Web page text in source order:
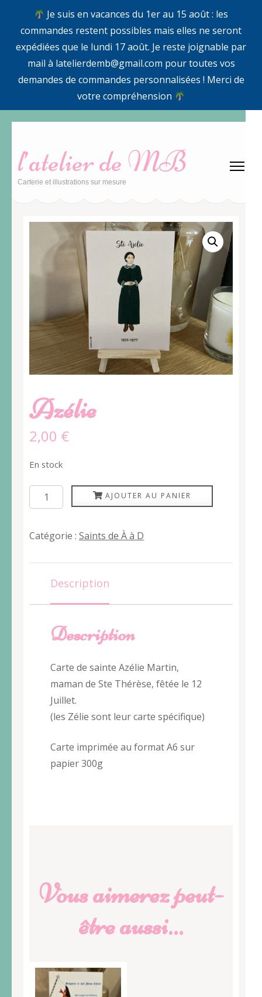
Je suis en vacances du 1er au 15 août : les
commandes restent possibles mais elles ne seront
expédiées que le lundi 17 août. Je reste joignable par
mail à latelierdemb@gmail.com pour toutes vos
demandes de commandes personnalisées ! Merci de
votre compréhension
contenu
(Pressez
l’atelier de MB
Carterie et illustrations sur mesure
Azélie
2,00 €
En stock
quantité
de
AJOUTER AU PANIER
Catégorie : Saints de À à D
Description
Description
Carte de sainte Azélie Martin,
maman de Ste Thérèse, fêtée le 12
Juillet.
(les Zélie sont leur carte spécifique)
Carte imprimée au format A6 sur
papier 300g
Vous aimerez peut-
être aussi…